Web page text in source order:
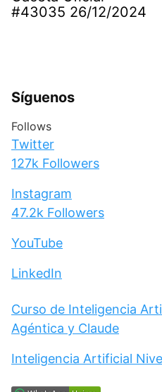
#43035 26/12/2024
Síguenos
Follows
Twitter
127k Followers
Instagram
47.2k Followers
YouTube
LinkedIn
Curso de Inteligencia
Agéntica y Claude
Inteligencia Artificial